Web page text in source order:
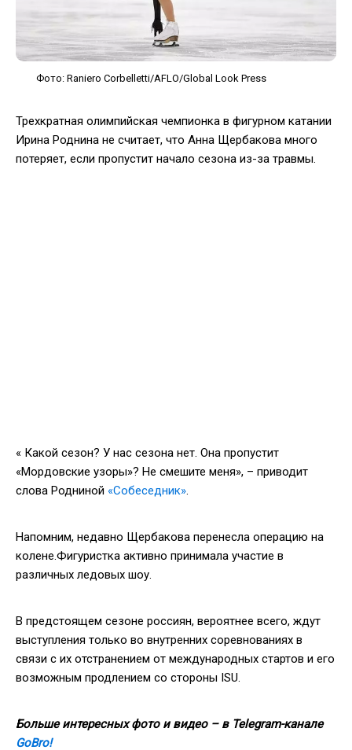
Фото: Raniero Corbelletti/AFLO/Global Look Press
Трехкратная олимпийская чемпионка в фигурном катании
Ирина Роднина не считает, что Анна Щербакова много
потеряет, если пропустит начало сезона из-за травмы.
« Какой сезон? У нас сезона нет. Она пропустит
«Мордовские узоры»? Не смешите меня», – приводит
слова Родниной «Собеседник».
Напомним, недавно Щербакова перенесла операцию на
колене.Фигуристка активно принимала участие в
различных ледовых шоу.
В предстоящем сезоне россиян, вероятнее всего, ждут
выступления только во внутренних соревнованиях в
связи с их отстранением от международных стартов и его
возможным продлением со стороны ISU.
Больше интересных фото и видео – в Telegram-канале
GoBro!